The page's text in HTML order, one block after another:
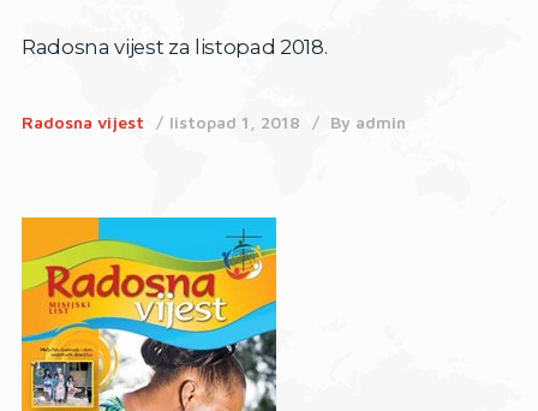
Radosna vijest za listopad 2018.
Radosna vijest listopad 1, 2018 By admin